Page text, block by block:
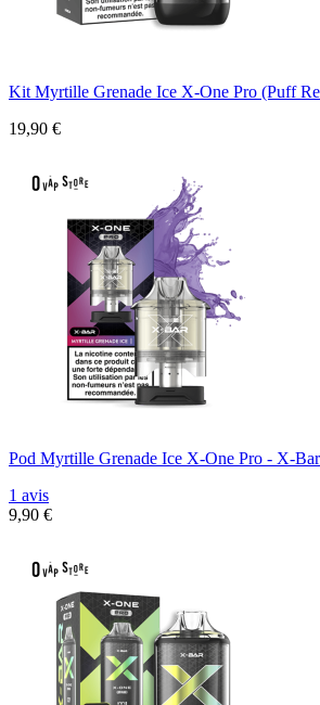
Kit Myrtille Grenade Ice X-One Pro (Puff
19,90 €
Pod Myrtille Grenade Ice X-One Pro - X-Bar
1 avis
9,90 €